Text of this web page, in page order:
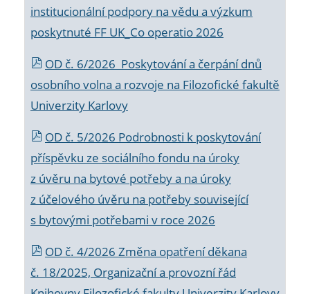
institucionální podpory na vědu a výzkum
poskytnuté FF UK_Co operatio 2026
OD č. 6/2026 Poskytování a čerpání dnů
osobního volna a rozvoje na Filozofické fakultě
Univerzity Karlovy
OD č. 5/2026 Podrobnosti k poskytování
příspěvku ze sociálního fondu na úroky
z úvěru na bytové potřeby a na úroky
z účelového úvěru na potřeby související
s bytovými potřebami v roce 2026
OD č. 4/2026 Změna opatření děkana
č. 18/2025, Organizační a provozní řád